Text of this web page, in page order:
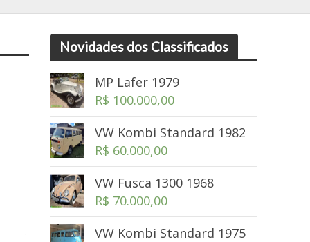
Novidades dos Classificados
MP Lafer 1979
R$ 100.000,00
VW Kombi Standard 1982
R$ 60.000,00
VW Fusca 1300 1968
R$ 70.000,00
VW Kombi Standard 1975